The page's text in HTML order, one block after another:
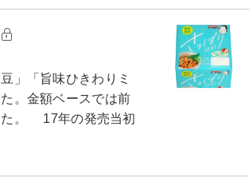
」「旨味ひきわりミ
。金額ベースでは前
た。 17年の発売当初